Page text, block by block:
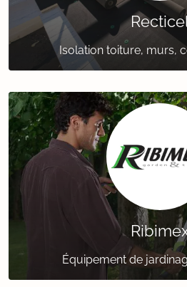
Isolation toiture, murs,
Équipement de